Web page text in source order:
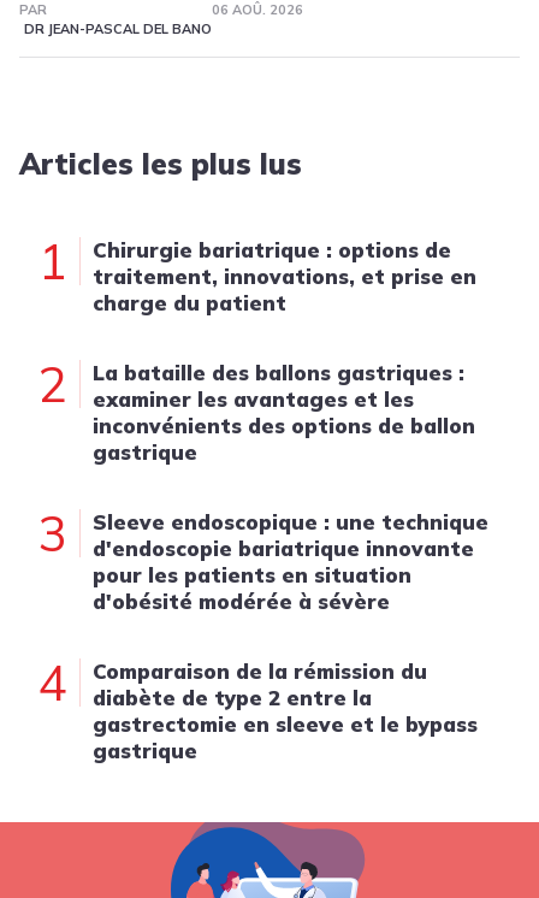
PAR
DR JEAN-PASCAL DEL BANO
06 AOÛ. 2026
Articles les plus lus
1
Chirurgie bariatrique : options de
traitement, innovations, et prise en
charge du patient
2
La bataille des ballons gastriques :
examiner les avantages et les
inconvénients des options de ballon
gastrique
3
Sleeve endoscopique : une technique
d'endoscopie bariatrique innovante
pour les patients en situation
d'obésité modérée à sévère
4
Comparaison de la rémission du
diabète de type 2 entre la
gastrectomie en sleeve et le bypass
gastrique